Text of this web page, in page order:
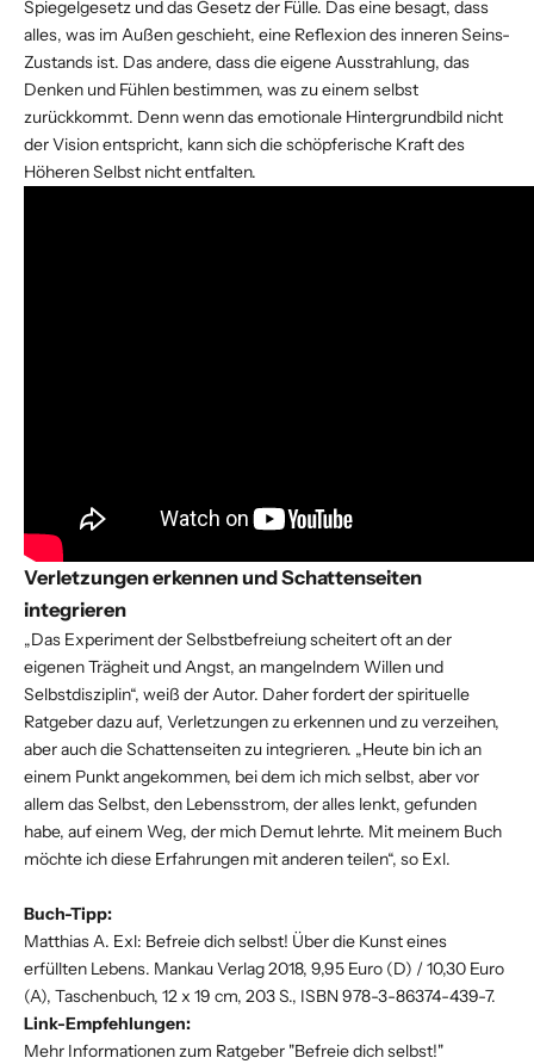
Spiegelgesetz und das Gesetz der Fülle. Das eine besagt, dass
alles, was im Außen geschieht, eine Reflexion des inneren Seins-
Zustands ist. Das andere, dass die eigene Ausstrahlung, das
Denken und Fühlen bestimmen, was zu einem selbst
zurückkommt. Denn wenn das emotionale Hintergrundbild nicht
der Vision entspricht, kann sich die schöpferische Kraft des
Höheren Selbst nicht entfalten.
Verletzungen erkennen und Schattenseiten
integrieren
„Das Experiment der Selbstbefreiung scheitert oft an der
eigenen Trägheit und Angst, an mangelndem Willen und
Selbstdisziplin“, weiß der Autor. Daher fordert der spirituelle
Ratgeber dazu auf, Verletzungen zu erkennen und zu verzeihen,
aber auch die Schattenseiten zu integrieren. „Heute bin ich an
einem Punkt angekommen, bei dem ich mich selbst, aber vor
allem das Selbst, den Lebensstrom, der alles lenkt, gefunden
habe, auf einem Weg, der mich Demut lehrte. Mit meinem Buch
möchte ich diese Erfahrungen mit anderen teilen“, so Exl.
Buch-Tipp:
Matthias A. Exl: Befreie dich selbst! Über die Kunst eines
erfüllten Lebens. Mankau Verlag 2018, 9,95 Euro (D) / 10,30 Euro
(A), Taschenbuch, 12 x 19 cm, 203 S., ISBN 978-3-86374-439-7.
Link-Empfehlungen:
Mehr Informationen zum Ratgeber "Befreie dich selbst!"